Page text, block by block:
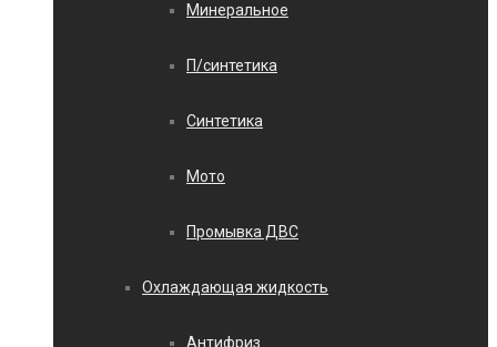
Минеральное
П/синтетика
Синтетика
Мото
Промывка ДВС
Охлаждающая жидкость
Антифриз